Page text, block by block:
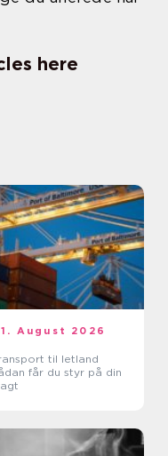
here
August 2026
til letland
får du styr på din